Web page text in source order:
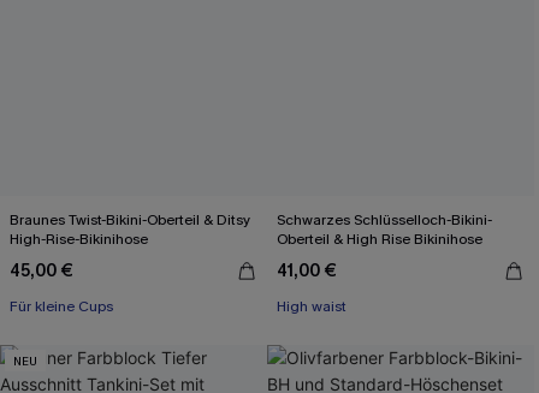
Braunes Twist-Bikini-Oberteil & Ditsy
High-Rise-Bikinihose
45,00 €
Für kleine Cups
Schwarzes Schlüsselloch-Bikini-
Oberteil & High Rise Bikinihose
41,00 €
High waist
NEU